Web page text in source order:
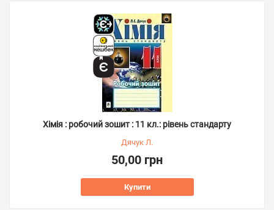
Хімія : робочий зошит : 11 кл.: рівень стандарту
Дячук Л.
50,00 грн
Купити